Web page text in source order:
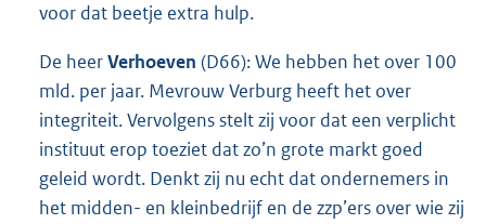
voor dat beetje extra hulp.
De heerVerhoeven (D66): We hebben het over 100
mld. per jaar. Mevrouw Verburg heeft het over
integriteit. Vervolgens stelt zij voor dat een verplicht
instituut erop toeziet dat zo’n grote markt goed
geleid wordt. Denkt zij nu echt dat ondernemers in
het midden- en kleinbedrijf en de zzp’ers over wie zij